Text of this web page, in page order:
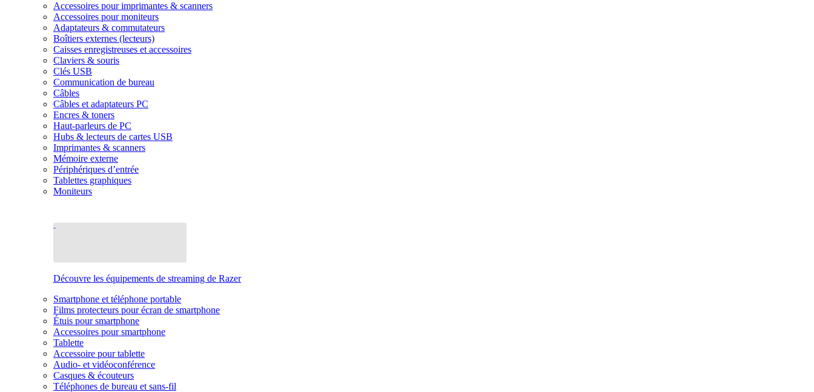
Accessoires pour imprimantes & scanners
Accessoires pour moniteurs
Adaptateurs & commutateurs
Boîtiers externes (lecteurs)
Caisses enregistreuses et accessoires
Claviers & souris
Clés USB
Communication de bureau
Câbles
Câbles et adaptateurs PC
Encres & toners
Haut-parleurs de PC
Hubs & lecteurs de cartes USB
Imprimantes & scanners
Mémoire externe
Périphériques d’entrée
Tablettes graphiques
Moniteurs
Découvre les équipements de streaming de Razer
Smartphone et téléphone portable
Films protecteurs pour écran de smartphone
Étuis pour smartphone
Accessoires pour smartphone
Tablette
Accessoire pour tablette
Audio- et vidéoconférence
Casques & écouteurs
Téléphones de bureau et sans-fil